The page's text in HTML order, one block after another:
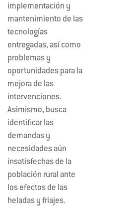
implementación y
mantenimiento de las
tecnologías
entregadas, así como
problemas y
oportunidades para la
mejora de las
intervenciones.
Asimismo, busca
identificar las
demandas y
necesidades aún
insatisfechas de la
población rural ante
los efectos de las
heladas y friajes.